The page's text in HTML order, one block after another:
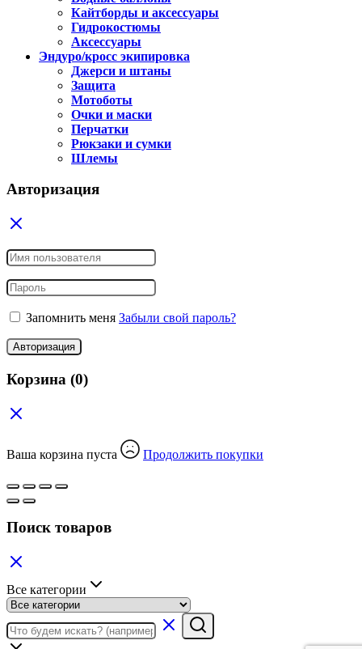
Кайтборды и аксессуары
Гидрокостюмы
Аксессуары
Эндуро/кросс экипировка
Джерси и штаны
Защита
Мотоботы
Очки и маски
Перчатки
Рюкзаки и сумки
Шлемы
Авторизация
Запомнить меня Забыли свой пароль?
Авторизация
Корзина (0)
Ваша корзина пуста Продолжить покупки
Поиск товаров
Все категории